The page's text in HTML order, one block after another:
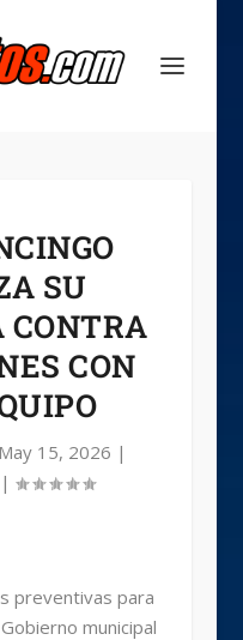
SU
CONTRA
CON
May 15, 2026 |
|
preventivas para
municipal